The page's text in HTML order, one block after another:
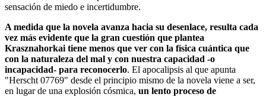
sensación de miedo e incertidumbre.
A medida que la novela avanza hacia su desenlace, resulta cada
vez más evidente que la gran cuestión que plantea
Krasznahorkai tiene menos que ver con la física cuántica que
con la naturaleza del mal y con nuestra capacidad -o
incapacidad- para reconocerlo. El apocalipsis al que apunta
"Herscht 07769" desde el principio mismo de la novela viene a ser,
en lugar de una explosión cósmica, un lento proceso de